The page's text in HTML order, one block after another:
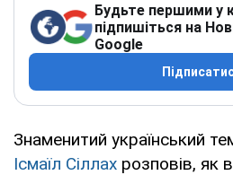
Будьте першими у
підпишіться на
Google
Знаменитий український
Ісмаїл Сіллах розповів, як